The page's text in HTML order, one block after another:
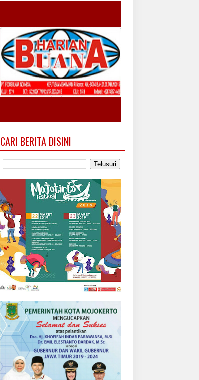
CARI BERITA DISINI